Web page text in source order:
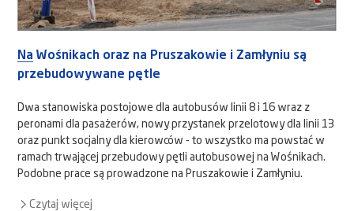
Na Wośnikach oraz na Pruszakowie i Zamłyniu są
przebudowywane pętle
Dwa stanowiska postojowe dla autobusów linii 8 i 16 wraz z
peronami dla pasażerów, nowy przystanek przelotowy dla linii 13
oraz punkt socjalny dla kierowców - to wszystko ma powstać w
ramach trwającej przebudowy pętli autobusowej na Wośnikach.
Podobne prace są prowadzone na Pruszakowie i Zamłyniu.
Czytaj więcej